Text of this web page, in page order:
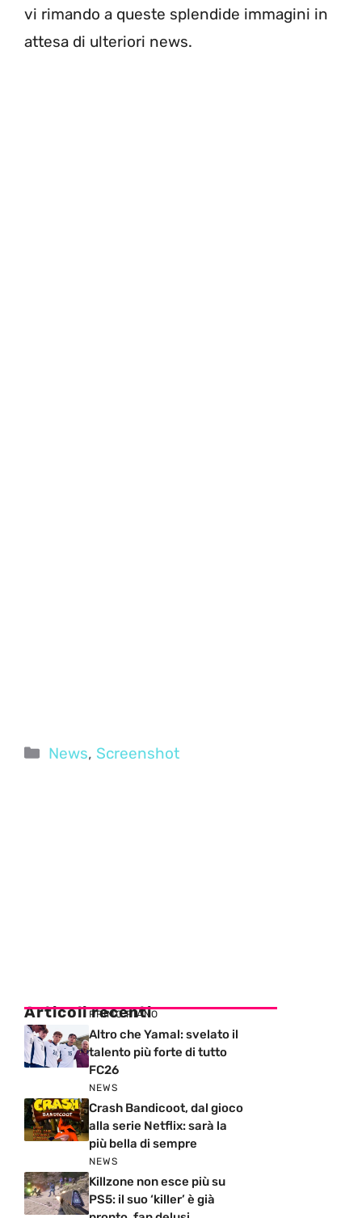
vi rimando a queste splendide immagini in
attesa di ulteriori news.
Categorie
News, Screenshot
Articoli recenti
PRIMO PIANO
Altro che Yamal: svelato il
talento più forte di tutto
FC26
NEWS
Crash Bandicoot, dal gioco
alla serie Netflix: sarà la
più bella di sempre
NEWS
Killzone non esce più su
PS5: il suo ‘killer’ è già